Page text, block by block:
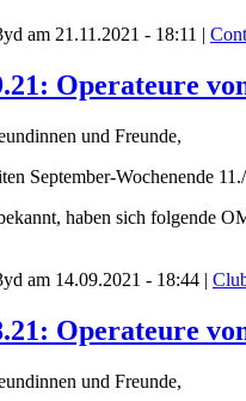
am 21.11.2021 - 18:11 |
Operateure
und Freunde,
September-Wochenende
haben sich folgende
am 14.09.2021 - 18:44 |
Operateure
und Freunde,